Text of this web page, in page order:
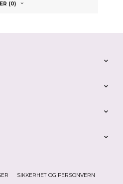
(0)
SIKKERHET OG PERSONVERN